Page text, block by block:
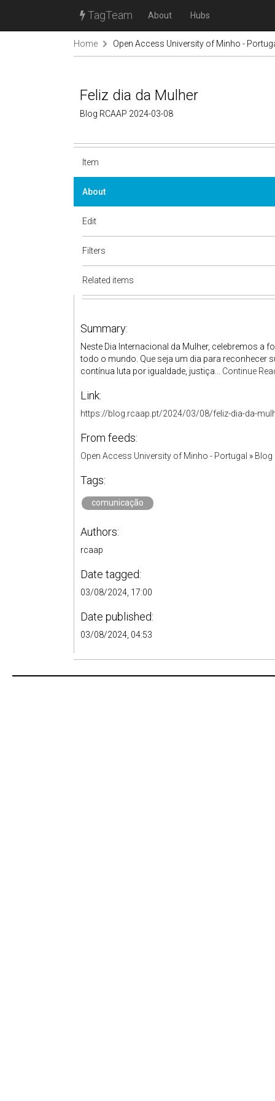
TagTeam About Hubs
Home Open Access University of Minho -
Feliz dia da Mulher
Blog RCAAP 2024-03-08
Item
About
Edit
Filters
Related items
Summary:
Neste Dia Internacional da Mulher, celebremos a
todo o mundo. Que seja um dia para
contínua luta por igualdade, justiça... Continue
Link:
https://blog.rcaap.pt/2024/03/08/feliz-dia-da-
From feeds:
Open Access University of Minho - Portugal » Blog
Tags:
comunicação
Authors:
rcaap
Date tagged:
03/08/2024, 17:00
Date published:
03/08/2024, 04:53